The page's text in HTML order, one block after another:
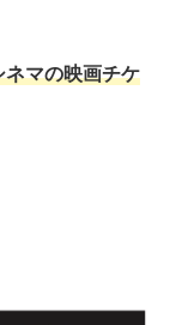
ネマの映画チケ